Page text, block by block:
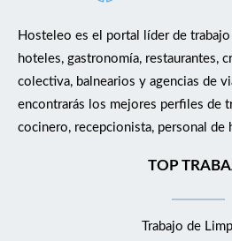
Hosteleo es el portal líder de
hoteles, gastronomía, restaurantes,
colectiva, balnearios y agencias de
encontrarás los mejores perfiles de
cocinero, recepcionista, personal de
TOP
Trabajo de